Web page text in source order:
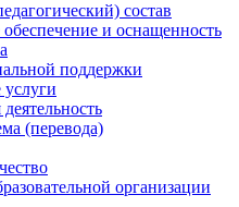
состав
и оснащенность
поддержки
(перевода)
организации